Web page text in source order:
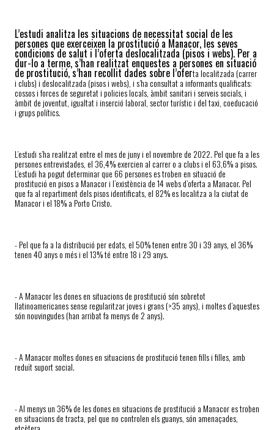
L’estudi analitza les situacions de necessitat social de les
persones que exerceixen la prostitució a Manacor, les seves
condicions de salut i l’oferta deslocalitzada (pisos i webs). Per a
dur-lo a terme, s’han realitzat enquestes a persones en situació
de prostitució, s’han recollit dades sobre l’oferta localitzada (carrer
i clubs) i deslocalitzada (pisos i webs), i s’ha consultat a informants qualificats:
cossos i forces de seguretat i policies locals, àmbit sanitari i serveis socials, i
àmbit de joventut, igualtat i inserció laboral, sector turístic i del taxi, coeducació
i grups polítics.
L’estudi s’ha realitzat entre el mes de juny i el novembre de 2022. Pel que fa a les
persones entrevistades, el 36,4% exercien al carrer o a clubs i el 63,6% a pisos.
L’estudi ha pogut determinar que 66 persones es troben en situació de
prostitució en pisos a Manacor i l’existència de 14 webs d’oferta a Manacor. Pel
que fa al repartiment dels pisos identificats, el 82% es localitza a la ciutat de
Manacor i el 18% a Porto Cristo.
- Pel que fa a la distribució per edats, el 50% tenen entre 30 i 39 anys, el 36%
tenen 40 anys o més i el 13% té entre 18 i 29 anys.
- A Manacor les dones en situacions de prostitució són sobretot
llatinoamericanes sense regularitzar joves i grans (>35 anys), i moltes d’aquestes
són nouvingudes (han arribat fa menys de 2 anys).
- A Manacor moltes dones en situacions de prostitució tenen fills i filles, amb
reduït suport social.
- Al menys un 36% de les dones en situacions de prostitució a Manacor es troben
en situacions de tracta, pel que no controlen els guanys, són amenaçades,